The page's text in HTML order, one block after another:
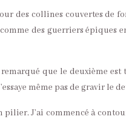
des collines couvertes de
des guerriers épiques
que le deuxième
même pas de gravir le
J’ai commencé à